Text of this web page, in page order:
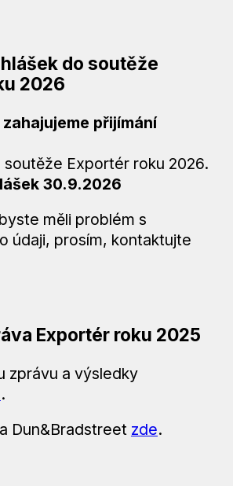
do soutěže
2026
přijímání
soutěže Exportér roku 2026.
30.9.2026
měli problém s
údaji, prosím, kontaktujte
Exportér roku 2025
zprávu a výsledky
.
Dun&Bradstreet zde.